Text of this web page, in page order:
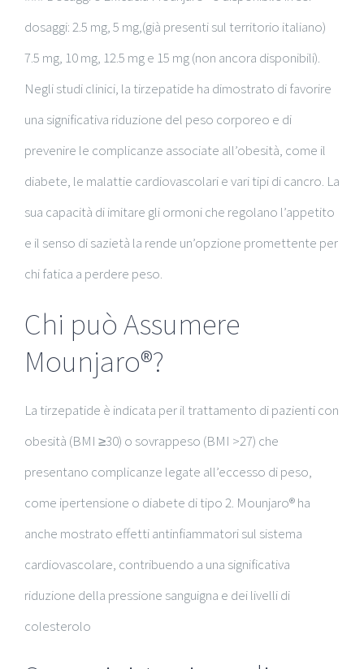
dosaggi: 2.5 mg, 5 mg,(già presenti sul territorio italiano)
7.5 mg, 10 mg, 12.5 mg e 15 mg (non ancora disponibili).
Negli studi clinici, la tirzepatide ha dimostrato di favorire
una significativa riduzione del peso corporeo e di
prevenire le complicanze associate all’obesità, come il
diabete, le malattie cardiovascolari e vari tipi di cancro. La
sua capacità di imitare gli ormoni che regolano l’appetito
e il senso di sazietà la rende un’opzione promettente per
chi fatica a perdere peso.
Chi può Assumere
Mounjaro®?
La tirzepatide è indicata per il trattamento di pazienti con
obesità (BMI ≥30) o sovrappeso (BMI >27) che
presentano complicanze legate all’eccesso di peso,
come ipertensione o diabete di tipo 2. Mounjaro® ha
anche mostrato effetti antinfiammatori sul sistema
cardiovascolare, contribuendo a una significativa
riduzione della pressione sanguigna e dei livelli di
colesterolo